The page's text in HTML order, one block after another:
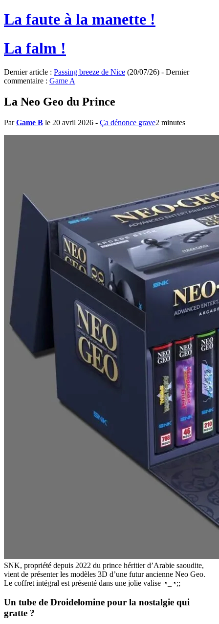
La faute à la manette !
La falm !
Dernier article : Passing breeze de Nice (20/07/26) - Dernier
commentaire : Game A
La Neo Geo du Prince
ParGame B le 20 avril 2026 - Ça dénonce grave2 minutes
SNK, propriété depuis 2022 du prince héritier d’Arabie saoudite,
vient de présenter les modèles 3D d’une futur ancienne Neo Geo.
Le coffret intégral est présenté dans une jolie valise ◔_◔;;
Un tube de Droidelomine pour la nostalgie qui
gratte ?